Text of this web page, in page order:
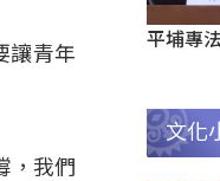
讓青年
，我們
平埔專
文化